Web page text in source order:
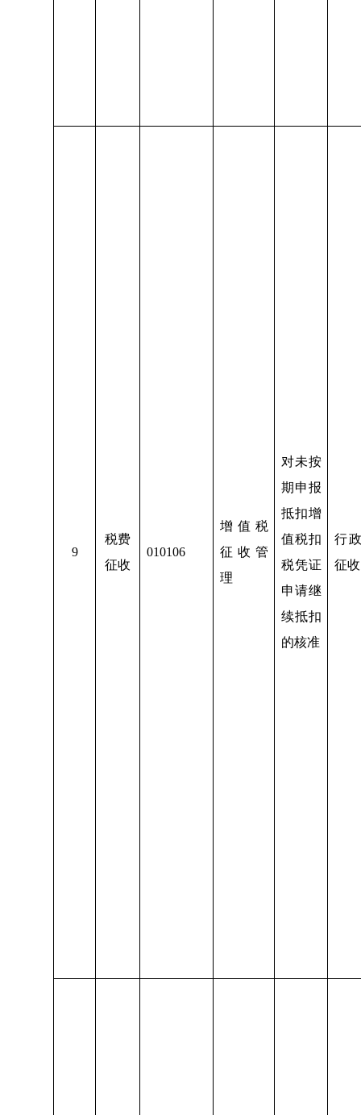
9
税费
征收
010106
增值税
征收管
理
对未按
期申报
抵扣增
值税扣
税凭证
申请继
续抵扣
的核准
行
征收